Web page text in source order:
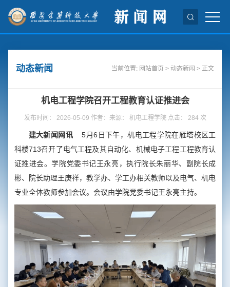
动态新闻 当前位置: 网站首页 >动态新闻 > 正文
机电工程学院召开工程教育认证推进会
发布时间： 2026-05-09 作者：来源： 机电工程学院 点击： 284 次
建大新闻网讯5月6日下午，机电工程学院在雁塔校区工
科楼713召开了电气工程及其自动化、机械电子工程工程教育认
证推进会。学院党委书记王永亮，执行院长朱丽华、副院长成
彬、院长助理王庚祥，教学办、学工办相关教师以及电气、机电
专业全体教师参加会议。会议由学院党委书记王永亮主持。